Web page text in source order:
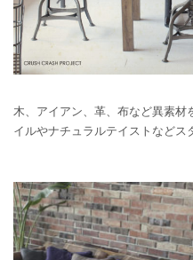
木、アイアン、革、布など異素材
イルやナチュラルテイストなどス